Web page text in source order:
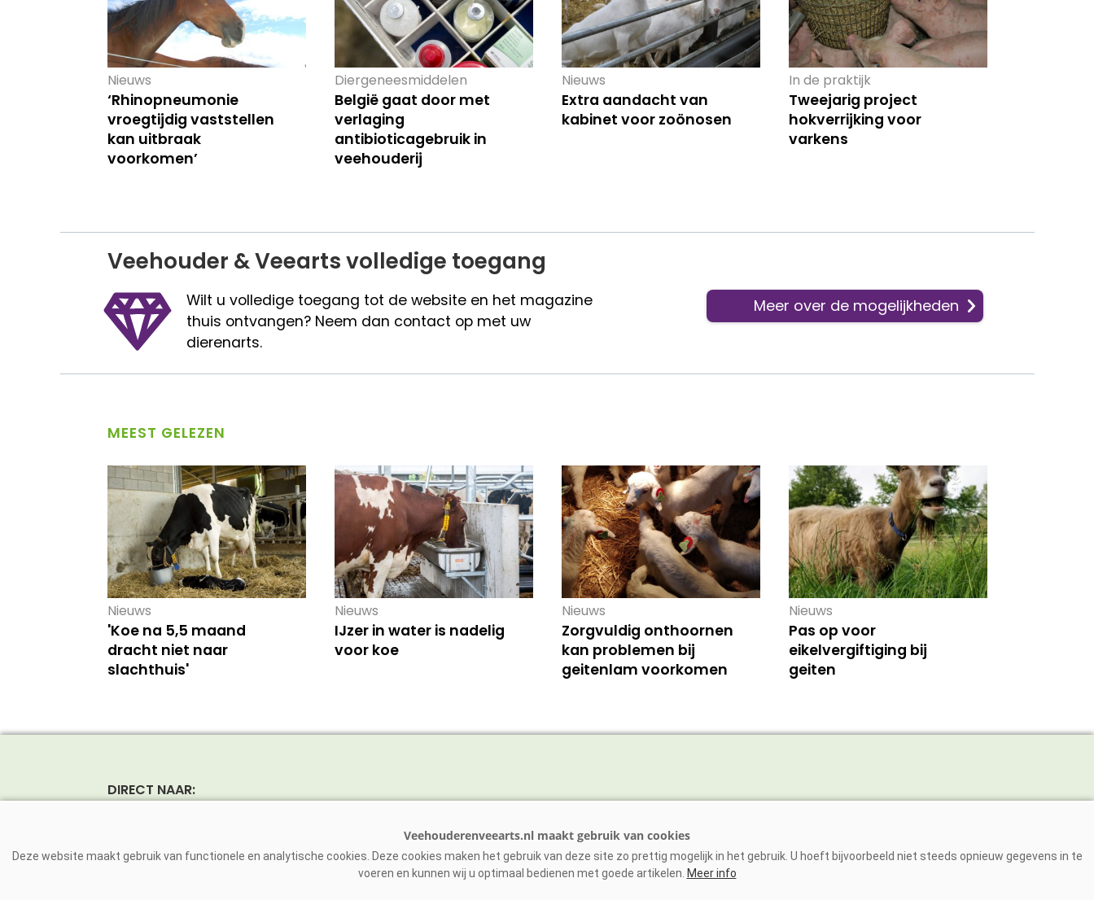
Nieuws
‘Rhinopneumonie
vroegtijdig vaststellen
kan uitbraak
voorkomen’
Diergeneesmiddelen
België gaat door met
verlaging
antibioticagebruik in
veehouderij
Nieuws
Extra aandacht van
kabinet voor zoönosen
In de praktijk
Tweejarig project
hokverrijking voor
varkens
Veehouder & Veearts volledige toegang
Wilt u volledige toegang tot de website en het magazine
thuis ontvangen? Neem dan contact op met uw
dierenarts.
Meer over de mogelijkheden
MEEST GELEZEN
Nieuws
'Koe na 5,5 maand
dracht niet naar
slachthuis'
Nieuws
IJzer in water is nadelig
voor koe
Nieuws
Zorgvuldig onthoornen
kan problemen bij
geitenlam voorkomen
Nieuws
Pas op voor
eikelvergiftiging bij
geiten
DIRECT NAAR:
Dierziekten
Pluimvee
Paarden
Zoönosen
Deze website maakt gebruik van functionele en analytische cookies. Deze cookies maken het gebruik van deze site zo prettig mogelijk in het gebruik. U hoeft bijvoorbeeld niet steeds opnieuw gegevens in te
voeren en kunnen wij u optimaal bedienen met goede artikelen. Meer info